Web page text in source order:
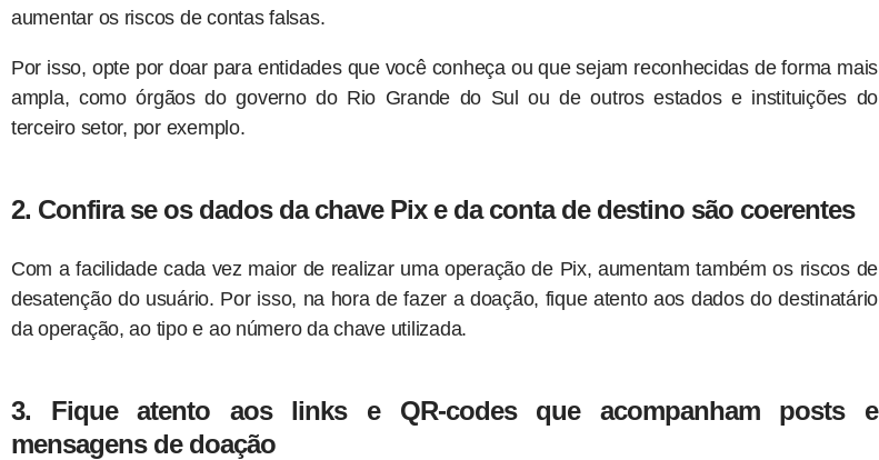
aumentar os riscos de contas falsas.
Por isso, opte por doar para entidades que você conheça ou que sejam reconhecidas de forma mais
ampla, como órgãos do governo do Rio Grande do Sul ou de outros estados e instituições do
terceiro setor, por exemplo.
2. Confira se os dados da chave Pix e da conta de destino são coerentes
Com a facilidade cada vez maior de realizar uma operação de Pix, aumentam também os riscos de
desatenção do usuário. Por isso, na hora de fazer a doação, fique atento aos dados do destinatário
da operação, ao tipo e ao número da chave utilizada.
3. Fique atento aos links e QR-codes que acompanham posts e
mensagens de doação